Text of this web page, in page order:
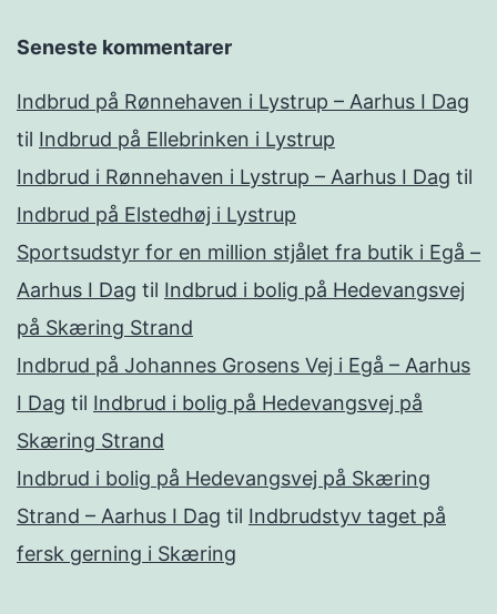
Seneste kommentarer
Indbrud på Rønnehaven i Lystrup – Aarhus I Dag
til Indbrud på Ellebrinken i Lystrup
Indbrud i Rønnehaven i Lystrup – Aarhus I Dag til
Indbrud på Elstedhøj i Lystrup
Sportsudstyr for en million stjålet fra butik i Egå –
Aarhus I Dag til Indbrud i bolig på Hedevangsvej
på Skæring Strand
Indbrud på Johannes Grosens Vej i Egå – Aarhus
I Dag til Indbrud i bolig på Hedevangsvej på
Skæring Strand
Indbrud i bolig på Hedevangsvej på Skæring
Strand – Aarhus I Dag til Indbrudstyv taget på
fersk gerning i Skæring